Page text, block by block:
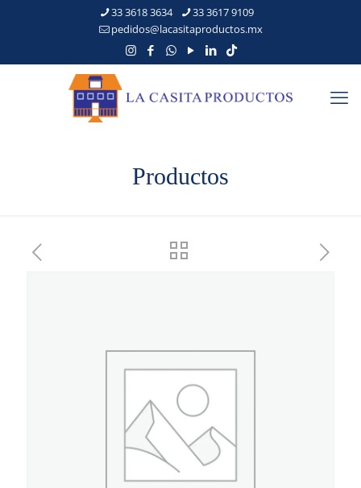
33 3618 3634
33 3617 9109
pedidos@lacasitaproductos.mx
Productos